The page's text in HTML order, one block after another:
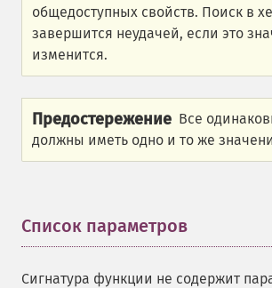
общедоступных свойств. Поиск в
завершится неудачей, если это
изменится.
Предостережение Все
должны иметь одно и то же
Список параметров
Сигнатура функции не содержит